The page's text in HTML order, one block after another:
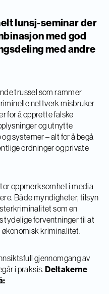
lunsj-seminar der
med god
med andre
trussel som rammer
nettverk misbruker
for å opprette falske
og utnytte
systemer – alt for å begå
ordninger og private
oppmerksomhet i media
Både myndigheter, tilsyn
som en
tydelige forventninger til at
kriminalitet.
gjennomgang av
i praksis. Deltakerne